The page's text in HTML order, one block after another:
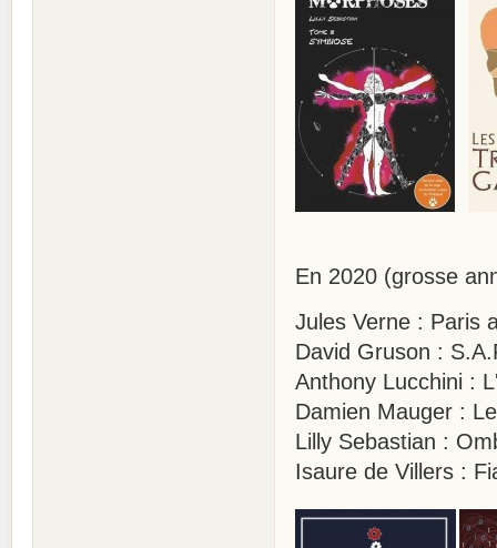
En 2020 (grosse
Jules Verne :
David Gruson :
Anthony Lucchini :
Damien Mauger :
Lilly Sebastian :
Isaure de Villers :